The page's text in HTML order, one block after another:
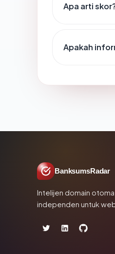
Apa arti
Apakah
BanksumsRadar
Intelijen domain
independen untuk